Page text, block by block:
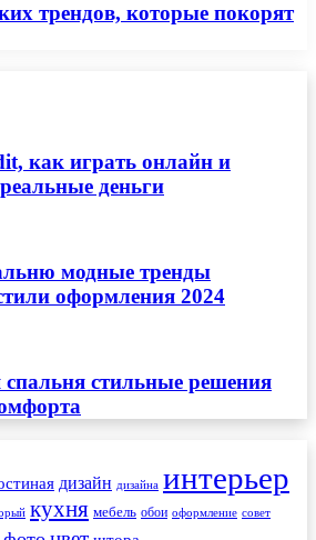
трендов, которые покорят
как играть онлайн и
деньги
модные тренды
оформления 2024
стильные решения
дизайн дизайна интерьер
кухня мебель обои оформление совет